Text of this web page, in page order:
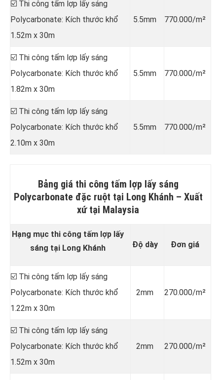
☑️ Thi công tấm lợp lấy sáng
Polycarbonate: Kích thước khổ
1.52m x 30m
5.5mm 770.000/m²
☑️ Thi công tấm lợp lấy sáng
Polycarbonate: Kích thước khổ
1.82m x 30m
5.5mm 770.000/m²
☑️ Thi công tấm lợp lấy sáng
Polycarbonate: Kích thước khổ
2.10m x 30m
5.5mm 770.000/m²
Bảng giá thi công tấm lợp lấy sáng
Polycarbonate đặc ruột tại Long Khánh – Xuất
xứ tại Malaysia
Hạng mục thi công tấm lợp lấy
sáng tại Long Khánh
Độ dày Đơn giá
☑️ Thi công tấm lợp lấy sáng
Polycarbonate: Kích thước khổ
1.22m x 30m
2mm 270.000/m²
☑️ Thi công tấm lợp lấy sáng
Polycarbonate: Kích thước khổ
1.52m x 30m
2mm 270.000/m²